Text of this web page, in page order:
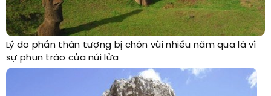
Lý do phần thân tượng bị chôn vùi nhiều năm qua là vì
sự phun trào của núi lửa